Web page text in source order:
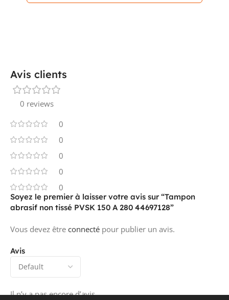
Avis clients
0 reviews
0
0
0
0
0
Avis
Il n’y a pas encore d’avis.
Soyez le premier à laisser votre avis sur “Tampon
abrasif non tissé PVSK 150 A 280 44697128”
Vous devez être connecté pour publier un avis.